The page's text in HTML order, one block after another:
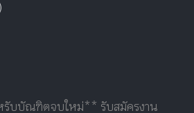
รับบัณฑิตจบใหม่** รับสมัครงาน